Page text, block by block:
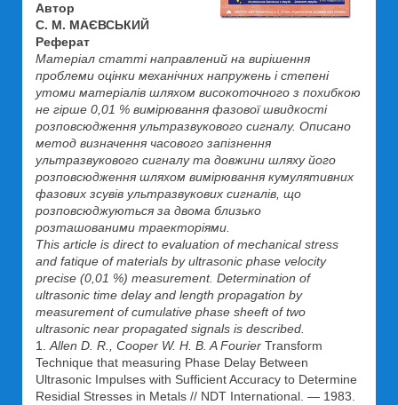
Автор
С. М. МАЄВСЬКИЙ
Реферат
Матеріал статті направлений на вирішення
проблеми оцінки механічних напружень і степені
утоми матеріалів шляхом високоточного з похибкою
не гірше 0,01 % вимірювання фазової швидкості
розповсюдження ультразвукового сигналу. Описано
метод визначення часового запізнення
ультразвукового сигналу та довжини шляху його
розповсюдження шляхом вимірювання кумулятивних
фазових зсувів ультразвукових сигналів, що
розповсюджуються за двома близько
розташованими траекторіями.
This article is direct to evaluation of mechanical stress
and fatique of materials by ultrasonic phase velocity
precise (0,01 %) measurement. Determination of
ultrasonic time delay and length propagation by
measurement of cumulative phase sheeft of two
ultrasonic near propagated signals is described.
1. Allen D. R., Cooper W. H. B. A Fourier Transform
Technique that measuring Phase Delay Between
Ultrasonic Impulses with Sufficient Accuracy to Determine
Residial Stresses in Metals // NDT International. — 1983.